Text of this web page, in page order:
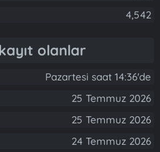
4,542
olanlar
Pazartesi saat 14:36'de
25 Temmuz 2026
25 Temmuz 2026
24 Temmuz 2026